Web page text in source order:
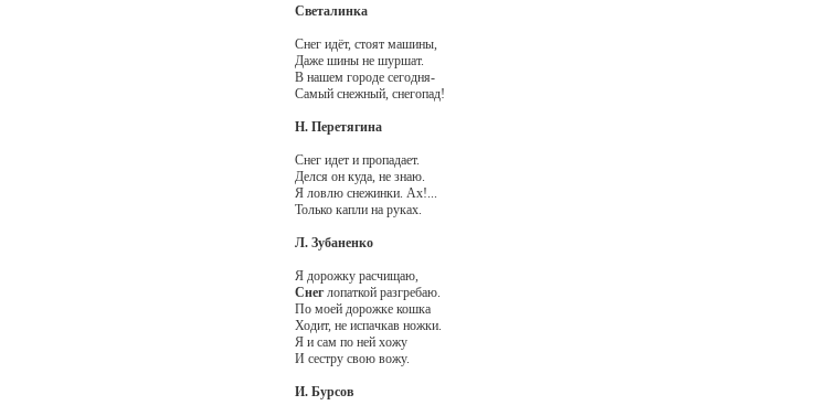
Светалинка
Снег идёт, стоят машины,
Даже шины не шуршат.
В нашем городе сегодня-
Самый снежный, снегопад!
Н. Перетягина
Снег идет и пропадает.
Делся он куда, не знаю.
Я ловлю снежинки. Ах!...
Только капли на руках.
Л. Зубаненко
Я дорожку расчищаю,
Снеглопаткой разгребаю.
По моей дорожке кошка
Ходит, не испачкав ножки.
Я и сам по ней хожу
И сестру свою вожу.
И. Бурсов